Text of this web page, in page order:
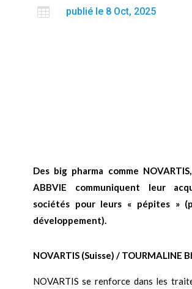
 publié le 8 Oct, 2025
Des big pharma comme
ABBVIE communiquent leur
sociétés pour leurs « pépites »
développement).
NOVARTIS (Suisse) / TOURMALINE
NOVARTIS se renforce dans les